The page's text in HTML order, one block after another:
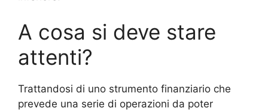
A cosa si deve stare
attenti?
Trattandosi di uno strumento finanziario che
prevede una serie di operazioni da poter